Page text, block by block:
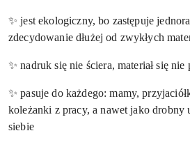
✨ jest ekologiczny, bo zastępuje
zdecydowanie dłużej od zwykłych
✨ nadruk się nie ściera, materiał się nie
✨ pasuje do każdego: mamy,
koleżanki z pracy, a nawet jako drobny
siebie